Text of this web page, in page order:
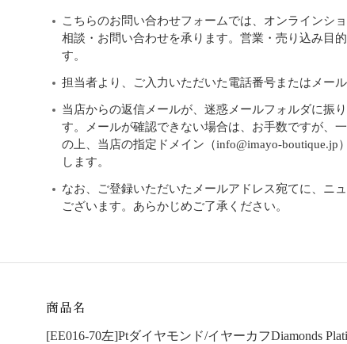
こちらのお問い合わせフォームでは、オンラインシ
相談・お問い合わせを承ります。営業・売り込み目
す。
担当者より、ご入力いただいた電話番号またはメー
当店からの返信メールが、迷惑メールフォルダに振
す。メールが確認できない場合は、お手数ですが、
の上、当店の指定ドメイン（info@imayo-boutique.jp
します。
なお、ご登録いただいたメールアドレス宛てに、ニ
ございます。あらかじめご了承ください。
商品名
[EE016-70左]Ptダイヤモンド/イヤーカフDiamonds